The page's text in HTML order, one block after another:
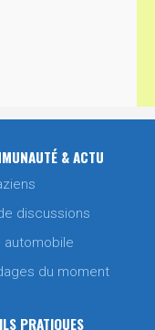
& ACTU
discussions
automobile
du moment
PRATIQUES